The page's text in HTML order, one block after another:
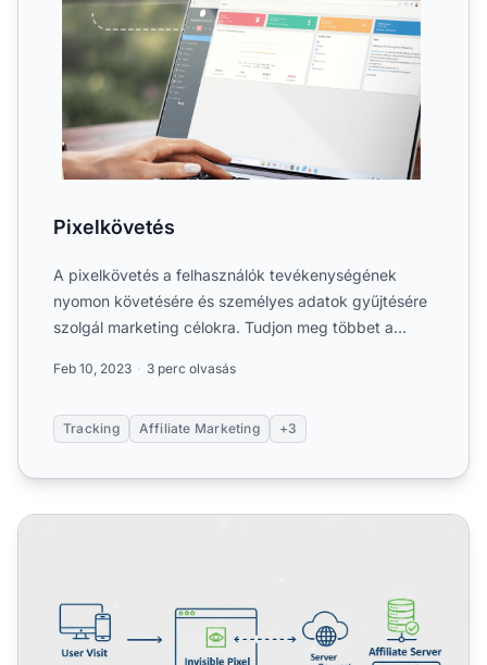
Pixelkövetés
A pixelkövetés a felhasználók tevékenységének
nyomon követésére és személyes adatok gyűjtésére
szolgál marketing célokra. Tudjon meg többet a
Feb 10, 2023 3 perc olvasás
Tracking Affiliate Marketing +3
Mikor érdemes pixelkövetést használni a Post Affiliate